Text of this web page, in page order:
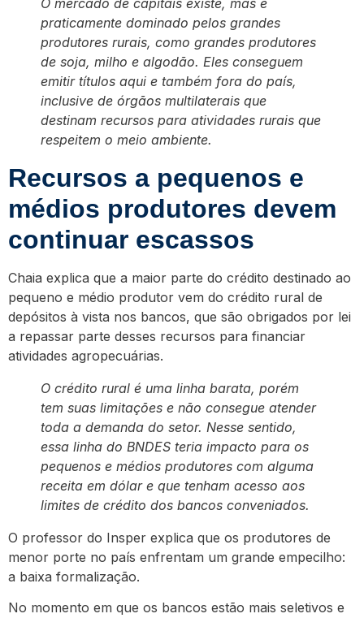
praticamente dominado pelos grandes
produtores rurais, como grandes produtores
de soja, milho e algodão. Eles conseguem
emitir títulos aqui e também fora do país,
inclusive de órgãos multilaterais que
destinam recursos para atividades rurais que
respeitem o meio ambiente.
Recursos a pequenos e
médios produtores devem
continuar escassos
Chaia explica que a maior parte do crédito destinado ao
pequeno e médio produtor vem do crédito rural de
depósitos à vista nos bancos, que são obrigados por lei
a repassar parte desses recursos para financiar
atividades agropecuárias.
O crédito rural é uma linha barata, porém
tem suas limitações e não consegue atender
toda a demanda do setor. Nesse sentido,
essa linha do BNDES teria impacto para os
pequenos e médios produtores com alguma
receita em dólar e que tenham acesso aos
limites de crédito dos bancos conveniados.
O professor do Insper explica que os produtores de
menor porte no país enfrentam um grande empecilho:
a baixa formalização.
No momento em que os bancos estão mais seletivos e